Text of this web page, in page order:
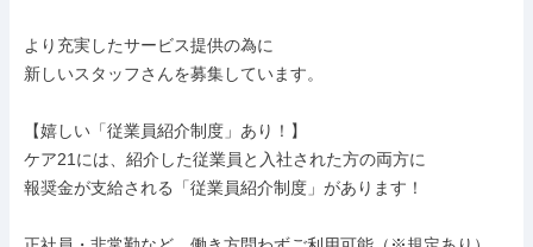
より充実したサービス提供の為に
新しいスタッフさんを募集しています。
【嬉しい「従業員紹介制度」あり！】
ケア21には、紹介した従業員と入社された方の両方に
報奨金が支給される「従業員紹介制度」があります！